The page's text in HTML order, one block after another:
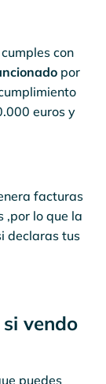
con
por
euros y
facturas
,por lo que la
declaras tus
vendo
puedes